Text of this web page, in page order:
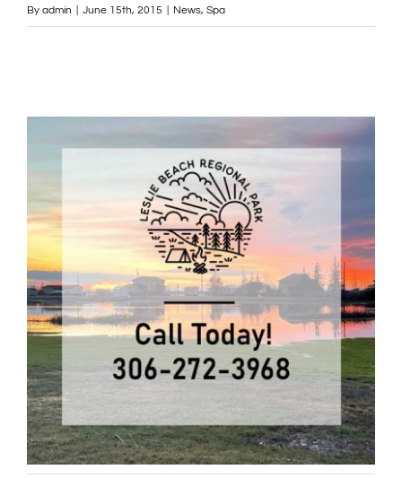
By admin June 15th, 2015 News, Spa